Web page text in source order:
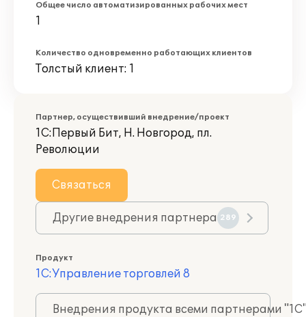
Общее число автоматизированных рабочих мест
1
Количество одновременно работающих клиентов
Толстый клиент: 1
Партнер, осуществивший внедрение/проект
1С:Первый Бит, Н. Новгород, пл.
Революции
Связаться
Другие внедрения партнера 289
Продукт
1С:Управление торговлей 8
Внедрения продукта всеми партнерами